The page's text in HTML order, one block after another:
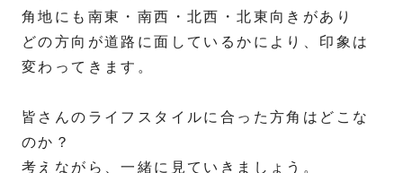
角地にも南東・南西・北西・北東向きがあり
どの方向が道路に面しているかにより、印象は
変わってきます。
皆さんのライフスタイルに合った方角はどこな
のか？
考えながら、一緒に見ていきましょう。